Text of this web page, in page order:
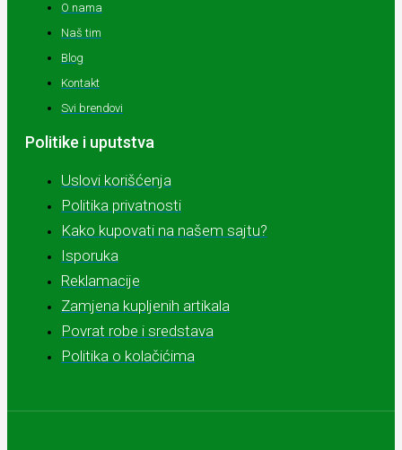
O nama
Naš tim
Blog
Kontakt
Svi brendovi
Politike i uputstva
Uslovi korišćenja
Politika privatnosti
Kako kupovati na našem sajtu?
Isporuka
Reklamacije
Zamjena kupljenih artikala
Povrat robe i sredstava
Politika o kolačićima